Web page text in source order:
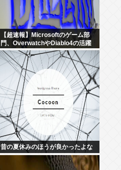
【超速報】Microsoftのゲーム部
門、OverwatchやDiablo4の活躍
によりBlizzardが牽引役となる
昔の夏休みのほうが良かったよな